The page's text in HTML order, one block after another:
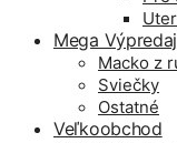
Mega Výpredaj
Macko z
Sviečky
Ostatné
Veľkoobchod